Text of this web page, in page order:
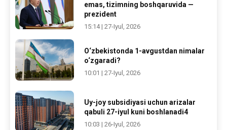
emas, tizimning boshqaruvida —
prezident
15:14 | 27-Iyul, 2026
O‘zbekistonda 1-avgustdan nimalar
o‘zgaradi?
10:01 | 27-Iyul, 2026
Uy-joy subsidiyasi uchun arizalar
qabuli 27-iyul kuni boshlanadi4
10:03 | 26-Iyul, 2026